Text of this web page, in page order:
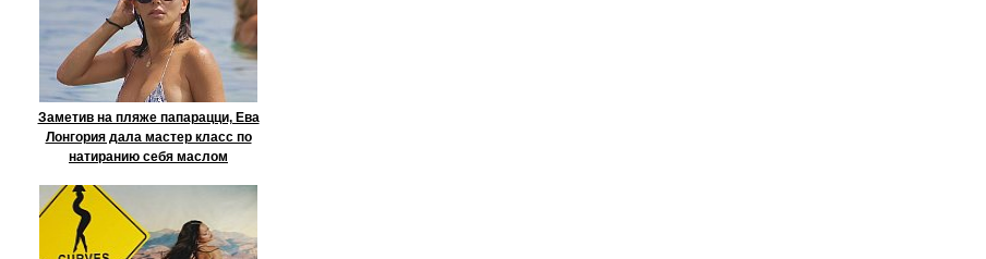
Заметив на пляже папарацци, Ева
Лонгория дала мастер класс по
натиранию себя маслом